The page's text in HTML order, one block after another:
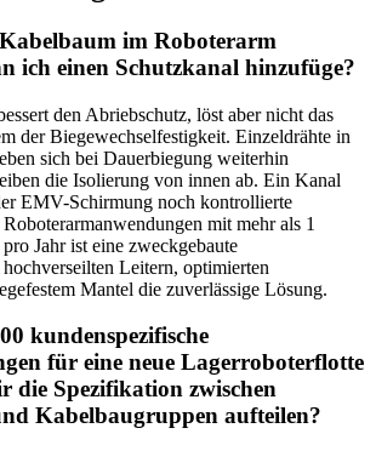
im Roboterarm
ich einen Schutzkanal hinzufüge?
den Abriebschutz, löst aber nicht das
der Biegewechselfestigkeit. Einzeldrähte in
sich bei Dauerbiegung weiterhin
die Isolierung von innen ab. Ein Kanal
EMV-Schirmung noch kontrollierte
mit mehr als 1
Jahr ist eine zweckgebaute
Leitern, optimierten
Mantel die zuverlässige Lösung.
kundenspezifische
für eine neue Lagerroboterflotte
die Spezifikation zwischen
Kabelbaugruppen aufteilen?